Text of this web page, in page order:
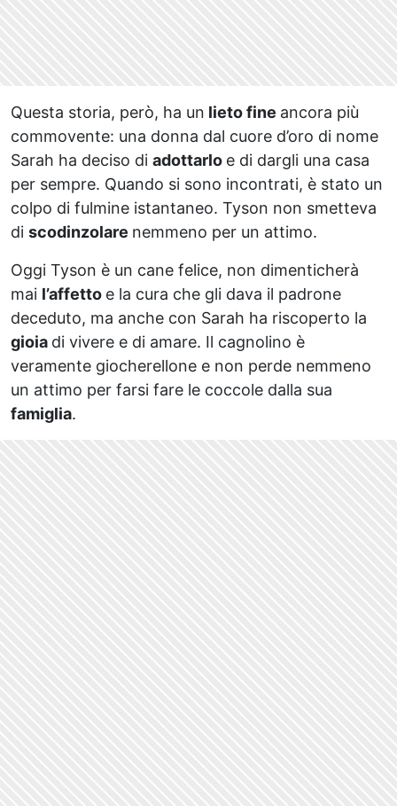
Questa storia, però, ha un lieto fine ancora più
commovente: una donna dal cuore d’oro di nome
Sarah ha deciso di adottarlo e di dargli una casa
per sempre. Quando si sono incontrati, è stato un
colpo di fulmine istantaneo. Tyson non smetteva
di scodinzolare nemmeno per un attimo.
Oggi Tyson è un cane felice, non dimenticherà
mai l’affetto e la cura che gli dava il padrone
deceduto, ma anche con Sarah ha riscoperto la
gioia di vivere e di amare. Il cagnolino è
veramente giocherellone e non perde nemmeno
un attimo per farsi fare le coccole dalla sua
famiglia.